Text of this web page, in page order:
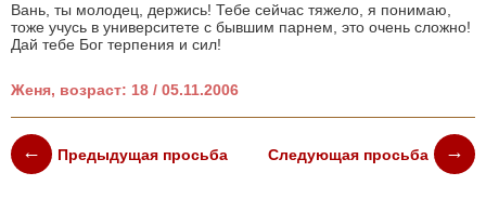
Вань, ты молодец, держись! Тебе сейчас тяжело, я понимаю,
тоже учусь в университете с бывшим парнем, это очень сложно!
Дай тебе Бог терпения и сил!
Женя, возраст: 18 / 05.11.2006
Предыдущая просьба Следующая просьба